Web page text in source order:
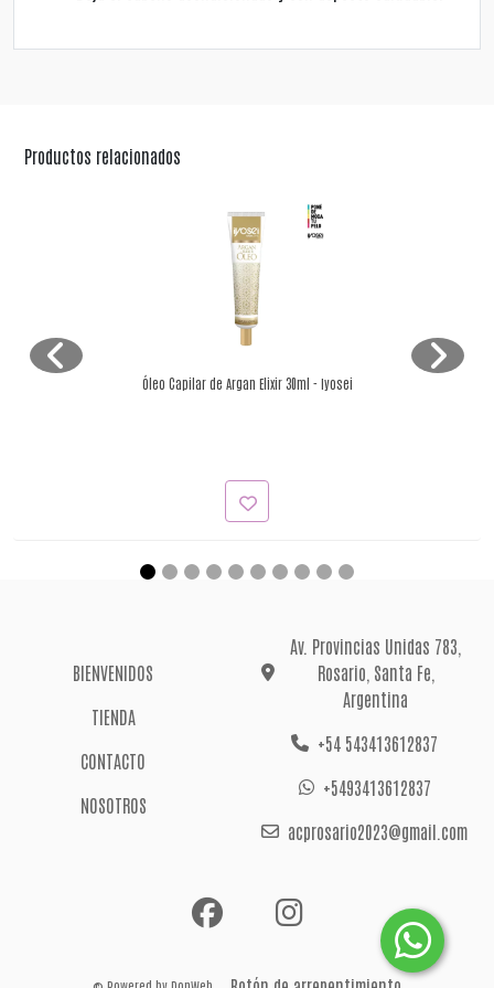
Productos relacionados
Óleo Capilar de Argan Elixir 30ml - Iyosei
BIENVENIDOS
TIENDA
CONTACTO
NOSOTROS
Av. Provincias Unidas 783,
Rosario, Santa Fe,
Argentina
+54 543413612837
+5493413612837
acprosario2023@gmail.com